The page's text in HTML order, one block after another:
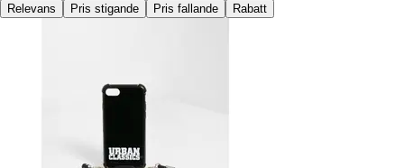
Relevans
Pris stigande Pris fallande Rabatt